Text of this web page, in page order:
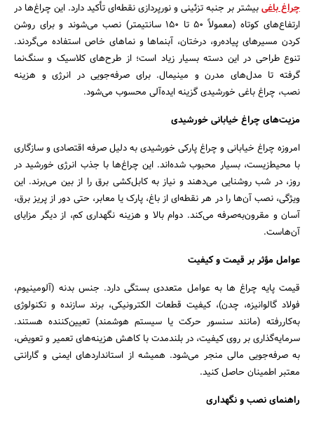
چراغ باغیبیشتر بر جنبه تزئینی و نورپردازی نقطه‌ای تأکید دارد. این چراغ‌ها در
ارتفاع‌های کوتاه (معمولاً ۵۰ تا ۱۵۰ سانتیمتر) نصب می‌شوند و برای روشن
کردن مسیرهای پیاده‌رو، درختان، آبنماها و نماهای خاص استفاده می‌گردند.
تنوع طراحی در این دسته بسیار زیاد است؛ از طرح‌های کلاسیک و سنگ‌نما
گرفته تا مدل‌های مدرن و مینیمال. برای صرفه‌جویی در انرژی و هزینه
نصب، چراغ باغی خورشیدی گزینه ایده‌آلی محسوب می‌شود.
مزیت‌های چراغ خیابانی خورشیدی
امروزه چراغ خیابانی و چراغ پارکی خورشیدی به دلیل صرفه اقتصادی و سازگاری
با محیط‌زیست، بسیار محبوب شده‌اند. این چراغ‌ها با جذب انرژی خورشید در
روز، در شب روشنایی می‌دهند و نیاز به کابل‌کشی برق را از بین می‌برند. این
ویژگی، نصب آن‌ها را در هر نقطه‌ای از باغ، پارک یا معابر، حتی دور از پریز برق،
آسان و مقرون‌به‌صرفه می‌کند. دوام بالا و هزینه نگهداری کم، از دیگر مزایای
آن‌هاست.
عوامل مؤثر بر قیمت و کیفیت
قیمت پایه چراغ ها به عوامل متعددی بستگی دارد. جنس بدنه (آلومینیوم،
فولاد گالوانیزه، چدن)، کیفیت قطعات الکترونیکی، برند سازنده و تکنولوژی
به‌کاررفته (مانند سنسور حرکت یا سیستم هوشمند) تعیین‌کننده هستند.
سرمایه‌گذاری بر روی کیفیت، در بلندمدت با کاهش هزینه‌های تعمیر و تعویض،
به صرفه‌جویی مالی منجر می‌شود. همیشه از استانداردهای ایمنی و گارانتی
معتبر اطمینان حاصل کنید.
راهنمای نصب و نگهداری